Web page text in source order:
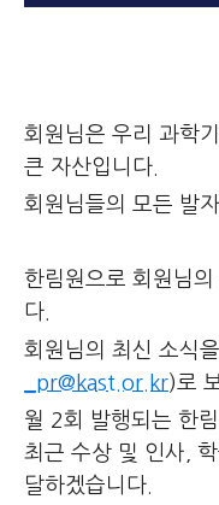
회원님은 우리 과학
큰 자산입니다.
회원님들의 모든 발
한림원으로 회원님
다.
회원님의 최신 소식
_pr@kast.or.kr)로
월 2회 발행되는 한
최근 수상 및 인사,
달하겠습니다.